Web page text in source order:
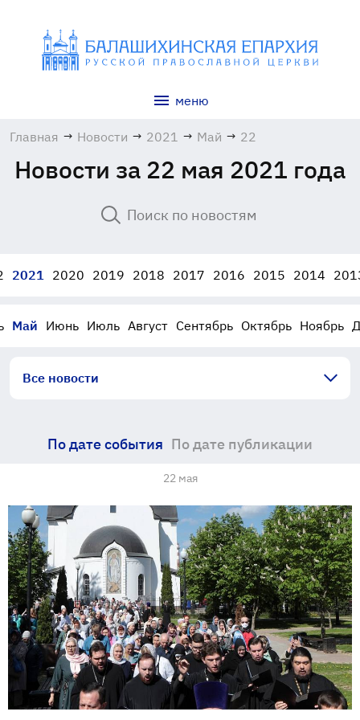
меню
Главная → Новости → 2021 → Май → 22
Новости за 22 мая 2021 года
2021 2020 2019 2018 2017 2016 2015 2014
Май Июнь Июль Август Сентябрь Октябрь Ноябрь
Все новости
По дате события По дате публикации
22 мая